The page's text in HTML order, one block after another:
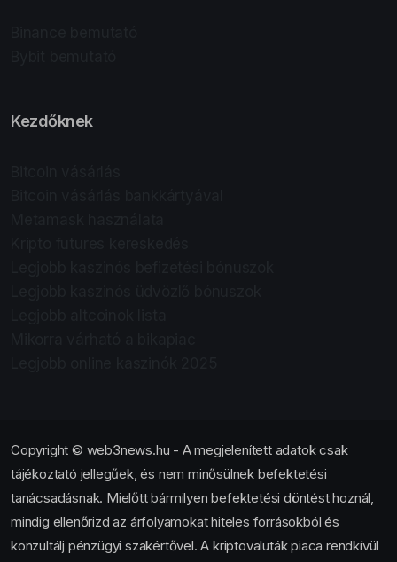
Kezdőknek
Copyright © web3news.hu - A megjelenített adatok csak
tájékoztató jellegűek, és nem minősülnek befektetési
tanácsadásnak. Mielőtt bármilyen befektetési döntést hoznál,
mindig ellenőrizd az árfolyamokat hiteles forrásokból és
konzultálj pénzügyi szakértővel. A kriptovaluták piaca rendkívül